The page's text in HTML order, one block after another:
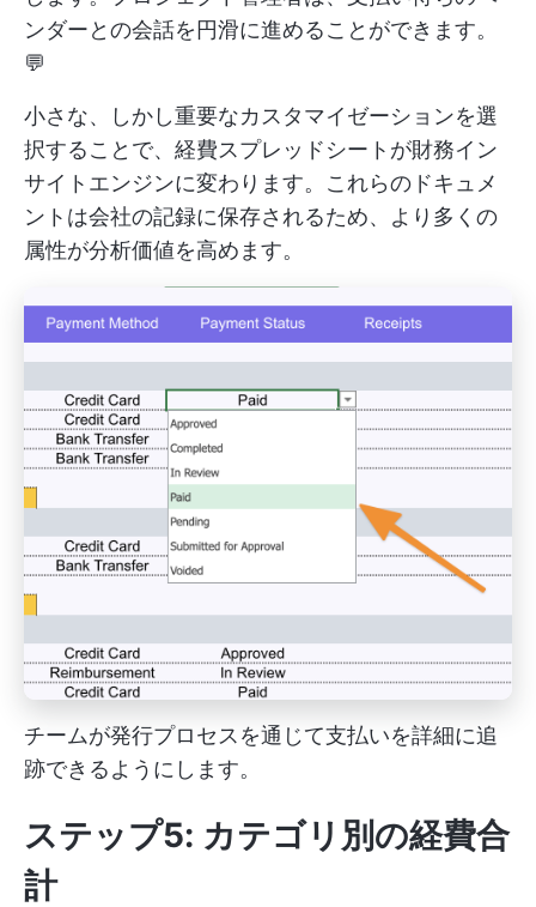
ンダーとの会話を円滑に進めることができます。
💬
小さな、しかし重要なカスタマイゼーションを選
択することで、経費スプレッドシートが財務イン
サイトエンジンに変わります。これらのドキュメ
ントは会社の記録に保存されるため、より多くの
属性が分析価値を高めます。
チームが発行プロセスを通じて支払いを詳細に追
跡できるようにします。
ステップ5: カテゴリ別の経費合
計